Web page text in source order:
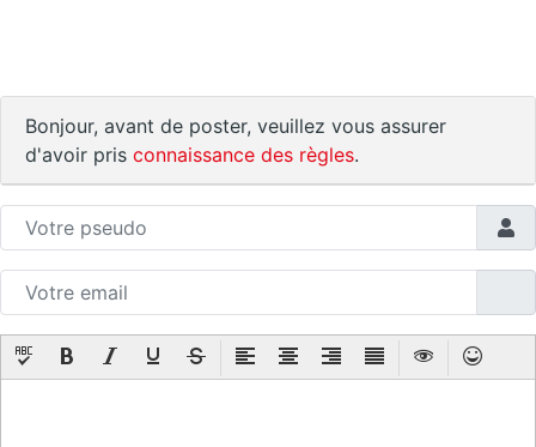
Bonjour, avant de poster, veuillez vous assurer
d'avoir pris connaissance des règles.